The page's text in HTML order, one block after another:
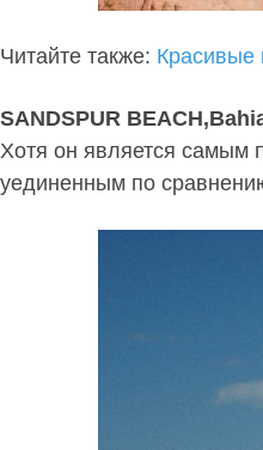
Читайте также: Красивые
SANDSPUR
Хотя он является самым
уединенным по